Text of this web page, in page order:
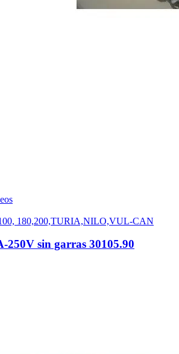
180,200,TURIA,NILO,VUL-CAN
250V sin garras 30105.90